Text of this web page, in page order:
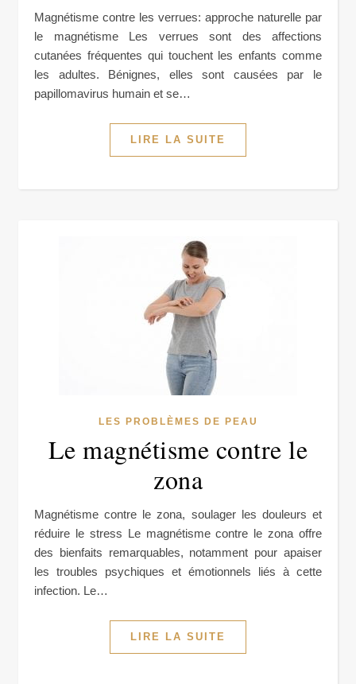
Magnétisme contre les verrues: approche naturelle par
le magnétisme Les verrues sont des affections
cutanées fréquentes qui touchent les enfants comme
les adultes. Bénignes, elles sont causées par le
papillomavirus humain et se…
LIRE LA SUITE
LES PROBLÈMES DE PEAU
Le magnétisme contre le
zona
Magnétisme contre le zona, soulager les douleurs et
réduire le stress Le magnétisme contre le zona offre
des bienfaits remarquables, notamment pour apaiser
les troubles psychiques et émotionnels liés à cette
infection. Le…
LIRE LA SUITE